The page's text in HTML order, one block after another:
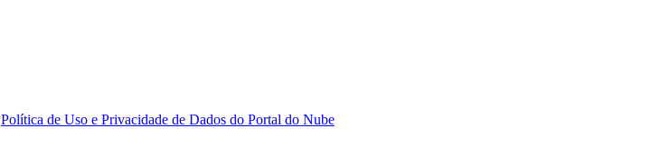
Política de Uso e Privacidade de Dados do Portal do Nube